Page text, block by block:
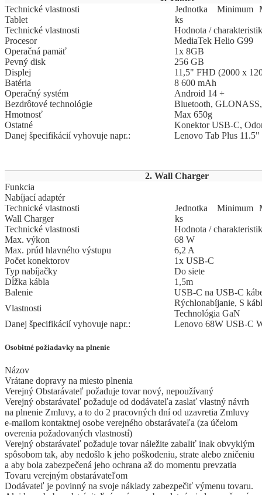
Technické vlastnosti
Jed­not­ka Mi­ni­mum
Tablet
ks
Technické vlastnosti
Hodnota /
Procesor
MediaTek Helio G99
Operačná pamäť
1x 8GB
Pevný disk
256 GB
Displej
11,5" FHD (2000 x
Batéria
8 600 mAh
Operačný systém
Android 14 +
Bezdrôtové technológie
Bluetooth,
Hmotnosť
Max 650g
Ostatné
Konektor USB-C,
Danej špecifikácií vyhovuje napr.:
Lenovo Tab Plus
2. Wall Charger
Funkcia
Nabíjací adaptér
Technické vlastnosti
Jed­not­ka Mi­ni­mum
Wall Charger
ks
Technické vlastnosti
Hodnota /
Max. výkon
68 W
Max. prúd hlavného výstupu
6,2 A
Počet konektorov
1x USB-C
Typ nabíjačky
Do siete
Dĺžka kábla
1,5m
Balenie
USB-C na USB-C
Vlastnosti
Rýchlonabíjanie, S
Technológia GaN
Danej špecifikácií vyhovuje napr.:
Lenovo 68W USB-C
Osobitné požiadavky na plnenie
Názov
Vrátane dopravy na miesto plnenia
Verejný Obstarávateľ požaduje tovar nový, nepoužívaný
Verejný obstarávateľ požaduje od dodávateľa zaslať vlastný návrh
na plnenie Zmluvy, a to do 2 pracovných dní od uzavretia Zmluvy
e-mailom kontaktnej osobe verejného obstarávateľa (za účelom
overenia požadovaných vlastností)
Verejný obstarávateľ požaduje tovar náležite zabaliť inak obvyklým
spôsobom tak, aby nedošlo k jeho poškodeniu, strate alebo zničeniu
a aby bola zabezpečená jeho ochrana až do momentu prevzatia
Tovaru verejným obstarávateľom
Dodávateľ je povinný na svoje náklady zabezpečiť výmenu tovaru.